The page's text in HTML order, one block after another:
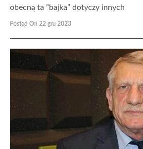
obecną ta ”bajka” dotyczy innych
Posted On 22 gru 2023